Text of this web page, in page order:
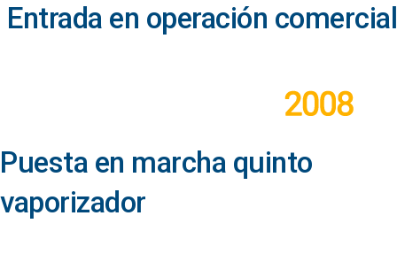
Entrada en operación comercial
Puesta en marcha quinto
vaporizador